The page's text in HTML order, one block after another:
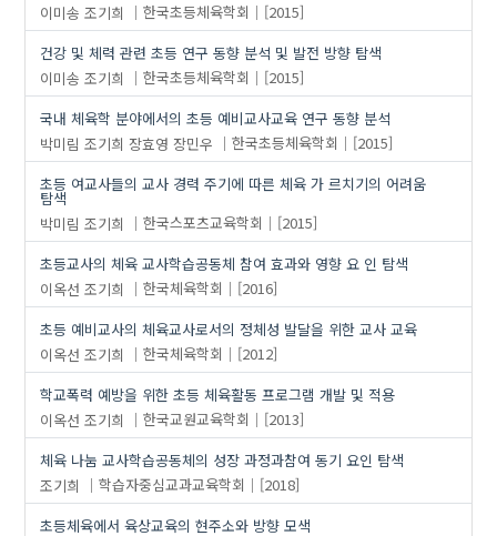
이미송 조기희 한국초등체육학회
[2015]
건강 및 체력 관련 초등 연구 동향 분석 및 발전 방향 탐색
이미송 조기희 한국초등체육학회
[2015]
국내 체육학 분야에서의 초등 예비교사교육 연구 동향 분석
박미림 조기희 장효영 장민우 한국초등체육학회
[2015]
초등 여교사들의 교사 경력 주기에 따른 체육 가 르치기의 어려움
탐색
박미림 조기희 한국스포츠교육학회
[2015]
초등교사의 체육 교사학습공동체 참여 효과와 영향 요 인 탐색
이옥선 조기희 한국체육학회
[2016]
초등 예비교사의 체육교사로서의 정체성 발달을 위한 교사 교육
이옥선 조기희 한국체육학회
[2012]
학교폭력 예방을 위한 초등 체육활동 프로그램 개발 및 적용
이옥선 조기희 한국교원교육학회
[2013]
체육 나눔 교사학습공동체의 성장 과정과참여 동기 요인 탐색
조기희
학습자중심교과교육학회
[2018]
초등체육에서 육상교육의 현주소와 방향 모색